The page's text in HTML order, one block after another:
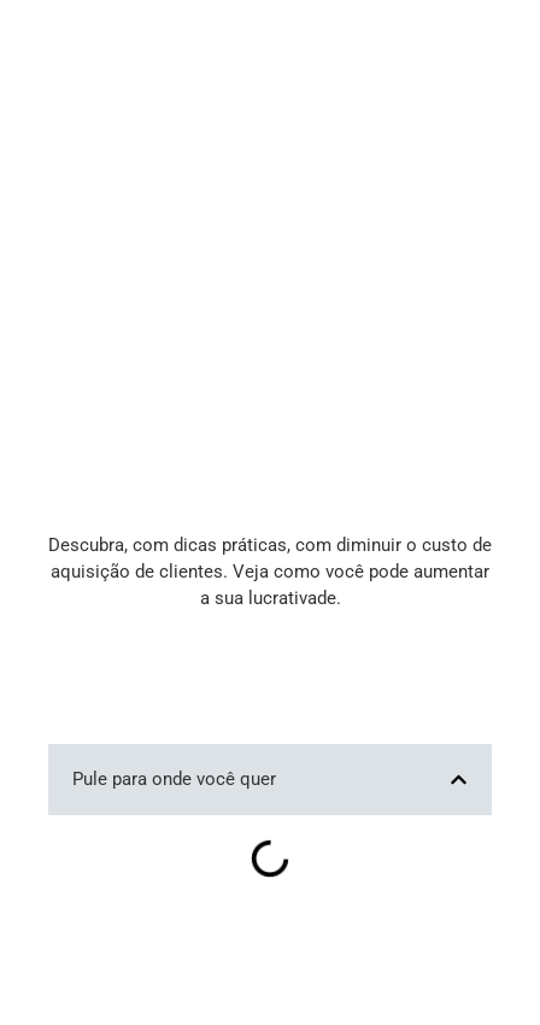
Descubra, com dicas práticas, com diminuir o custo de
aquisição de clientes. Veja como você pode aumentar
a sua lucrativade.
Pule para onde você quer